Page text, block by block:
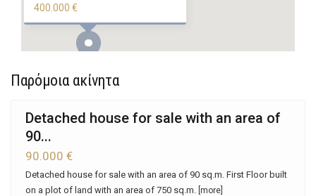
400.000 €
Παρόμοια ακίνητα
Detached house for sale with an area of ​​
90...
90.000 €
Detached house for sale with an area of ​​90 sq.m. First Floor built
on a plot of land with an area of ​​750 sq.m. [more]